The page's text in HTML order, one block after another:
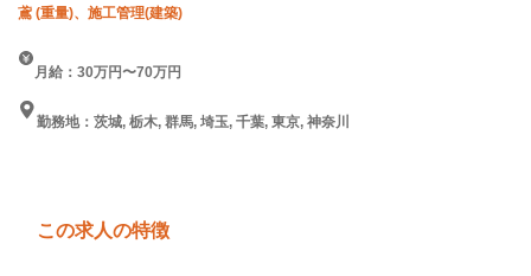
鳶 (重量)、施工管理(建築)
月給：30万円〜70万円
勤務地：茨城, 栃木, 群馬, 埼玉, 千葉, 東京, 神奈川
この求人の特徴